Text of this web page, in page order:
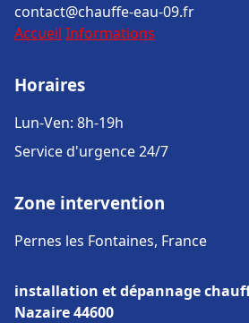
contact@chauffe-eau-09.fr
Accueil Informations
Horaires
Lun-Ven: 8h-19h
Service d'urgence 24/7
Zone intervention
Pernes les Fontaines, France
installation et dépannage
Nazaire 44600